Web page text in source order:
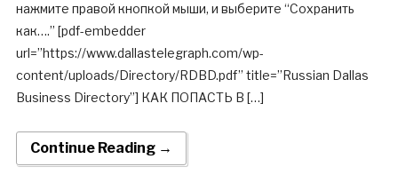
нажмите правой кнопкой мыши, и выберите “Сохранить
как….” [pdf-embedder
url=”https://www.dallastelegraph.com/wp-
content/uploads/Directory/RDBD.pdf” title=”Russian Dallas
Business Directory”] КАК ПОПАСТЬ В […]
Continue Reading →